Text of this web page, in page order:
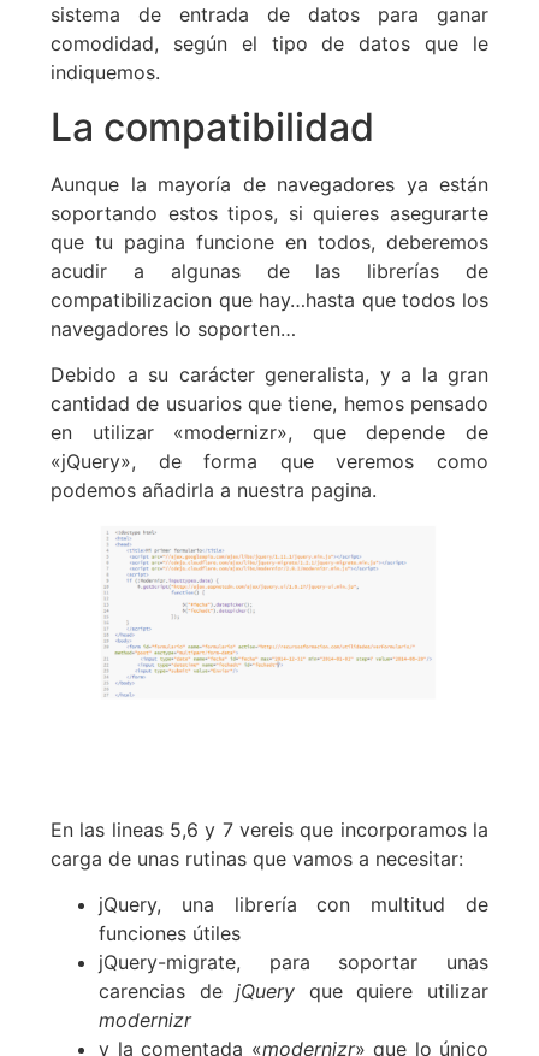
sistema de entrada de datos para ganar
comodidad, según el tipo de datos que le
indiquemos.
La compatibilidad
Aunque la mayoría de navegadores ya están
soportando estos tipos, si quieres asegurarte
que tu pagina funcione en todos, deberemos
acudir a algunas de las librerías de
compatibilizacion que hay…hasta que todos los
navegadores lo soporten…
Debido a su carácter generalista, y a la gran
cantidad de usuarios que tiene, hemos pensado
en utilizar «modernizr», que depende de
«jQuery», de forma que veremos como
podemos añadirla a nuestra pagina.
En las lineas 5,6 y 7 vereis que incorporamos la
carga de unas rutinas que vamos a necesitar:
jQuery, una librería con multitud de
funciones útiles
jQuery-migrate, para soportar unas
carencias dejQuery que quiere utilizar
modernizr
y la comentada «modernizr» que lo único